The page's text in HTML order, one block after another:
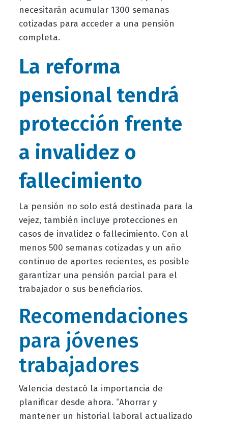
necesitarán acumular 1300 semanas
cotizadas para acceder a una pensión
completa.
La reforma
pensional tendrá
protección frente
a invalidez o
fallecimiento
La pensión no solo está destinada para la
vejez, también incluye protecciones en
casos de invalidez o fallecimiento. Con al
menos 500 semanas cotizadas y un año
continuo de aportes recientes, es posible
garantizar una pensión parcial para el
trabajador o sus beneficiarios.
Recomendaciones
para jóvenes
trabajadores
Valencia destacó la importancia de
planificar desde ahora. “Ahorrar y
mantener un historial laboral actualizado